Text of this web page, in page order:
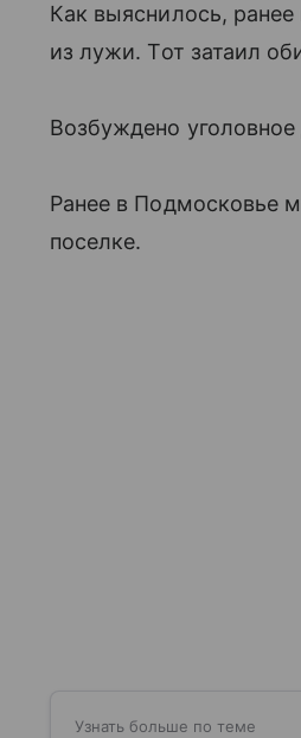
Как выяснилось,
из лужи. Тот затаил
Возбуждено уголовное
Ранее в Подмосковье
поселке.
Узнать больше по теме